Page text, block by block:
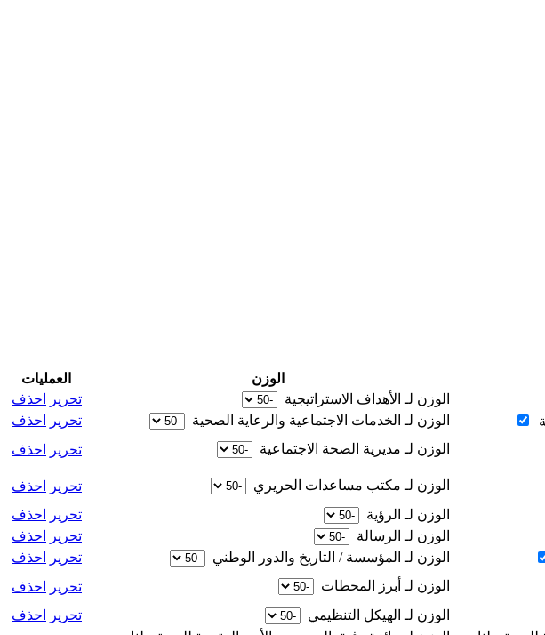
الوزن
العمليات
‏الوزن لـ الأهداف الاستراتيجية ‏ تحرير
احذف
‏الوزن لـ الخدمات الاجتماعية والرعاية الصحية ‏ تحرير احذف
‏الوزن لـ مديرية الصحة الاجتماعية ‏ تحرير احذف
‏الوزن لـ مكتب مساعدات الحريري ‏ تحرير
احذف
‏الوزن لـ الرؤية ‏ تحرير
احذف
‏الوزن لـ الرسالة ‏ تحرير
احذف
‏الوزن لـ المؤسسة / التاريخ والدور الوطني ‏ تحرير احذف
‏الوزن لـ أبرز المحطات ‏ تحرير
احذف
‏الوزن لـ الهيكل التنظيمي ‏ تحرير
احذف